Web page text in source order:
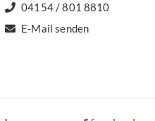
04154 / 801 8810
E-Mail senden